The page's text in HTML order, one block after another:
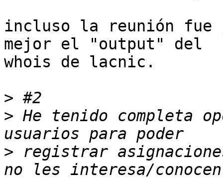
incluso la reunión fue
mejor el "output" del
whois de lacnic.
>
> He tenido completa
> registrar